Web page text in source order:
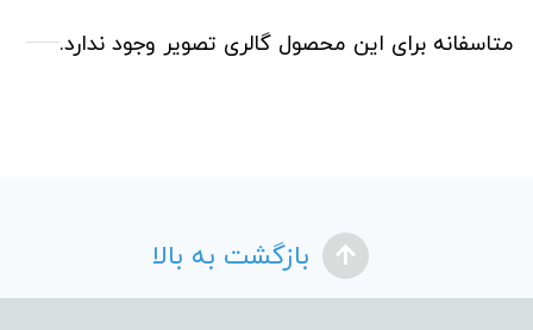
متاسفانه برای این محصول گالری تصویر وجود ندارد.
بازگشت به بالا